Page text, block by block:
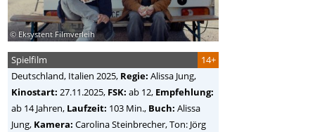
© Eksystent Filmverleih
14+
Spielfilm
Deutschland, Italien 2025, Regie: Alissa Jung,
Kinostart: 27.11.2025, FSK: ab 12, Empfehlung:
ab 14 Jahren, Laufzeit: 103 Min., Buch: Alissa
Jung, Kamera: Carolina Steinbrecher, Ton: Jörg